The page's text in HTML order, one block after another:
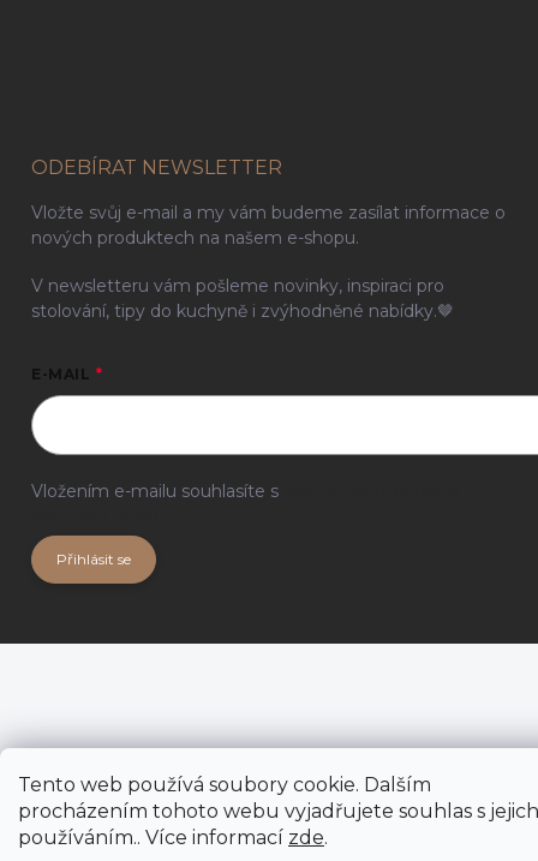
Tento web používá soubory cookie. Dalším
procházením tohoto webu vyjadřujete souhlas s jejich
používáním.. Více informací zde.
ODEBÍRAT NEWSLETTER
Vložte svůj e-mail a my vám budeme zasílat informace o
nových produktech na našem e-shopu.
V newsletteru vám pošleme novinky, inspiraci pro
stolování, tipy do kuchyně i zvýhodněné nabídky.🤎
E-MAIL
Vložením e-mailu souhlasíte s
Přihlásit se